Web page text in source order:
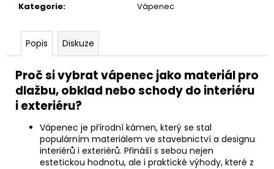
Kategorie: Vápenec
Popis Diskuze
Proč si vybrat vápenec jako materiál pro
dlažbu, obklad nebo schody do interiéru
i exteriéru?
Vápenec je přírodní kámen, který se stal
populárním materiálem ve stavebnictví a designu
interiérů i exteriérů. Přináší s sebou nejen
estetickou hodnotu, ale i praktické výhody, které z